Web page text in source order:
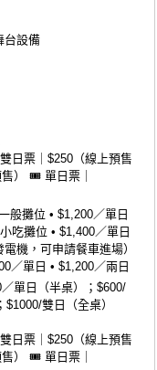
台設備
日票｜$250（線上預售
） 🎟 單日票｜
般攤位 • $1,200／單日
攤位 • $1,400／單日
機，可申請餐車進場）
日 • $1,200／兩日
日（半桌）；$600/
雙日（全桌）
日票｜$250（線上預售
） 🎟 單日票｜